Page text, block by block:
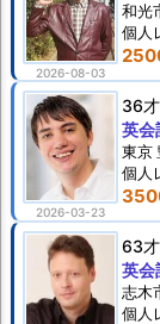
2026-08-03
和光
個人
2026-03-23
36才
英会
東京
個人
63才
英会
志木
個人